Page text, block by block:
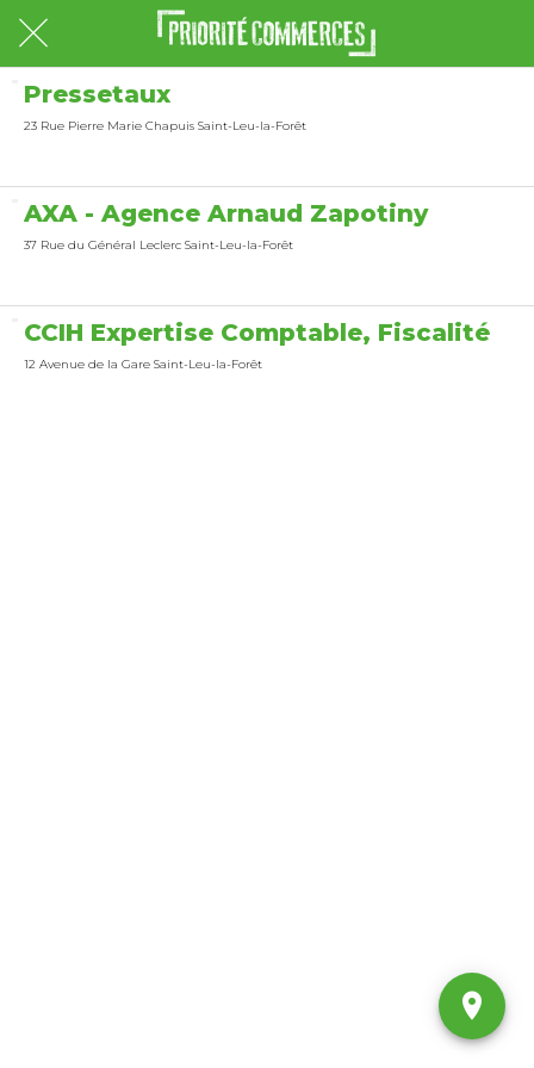
Pressetaux
23 Rue Pierre Marie Chapuis Saint-Leu-la-Forêt
AXA - Agence Arnaud Zapotiny
37 Rue du Général Leclerc Saint-Leu-la-Forêt
CCIH Expertise Comptable, Fiscalité
12 Avenue de la Gare Saint-Leu-la-Forêt